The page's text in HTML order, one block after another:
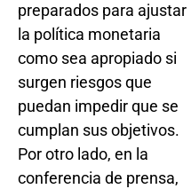
preparados para ajustar
la política monetaria
como sea apropiado si
surgen riesgos que
puedan impedir que se
cumplan sus objetivos.
Por otro lado, en la
conferencia de prensa,